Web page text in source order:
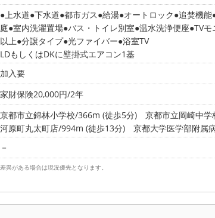
上水道 下水道 都市ガス 給湯 オートロック 追焚機能
庭 室内洗濯置場 バス・トイレ別室 温水洗浄便座 TVモ
以上 分譲タイプ 光ファイバー 浴室TV
LDもしくはDKに壁掛式エアコン1基
加入要
家財保険20,000円/2年
京都市立錦林小学校/366m (徒歩5分) 京都市立岡崎中
河原町丸太町店/994m (徒歩13分)
京都大学医学部附属
－
異がある場合は現況優先となります。